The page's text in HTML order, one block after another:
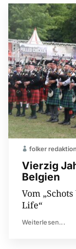
Vierzig
Belgien
folker redaktion
Vom
Life“
Weiterlesen...